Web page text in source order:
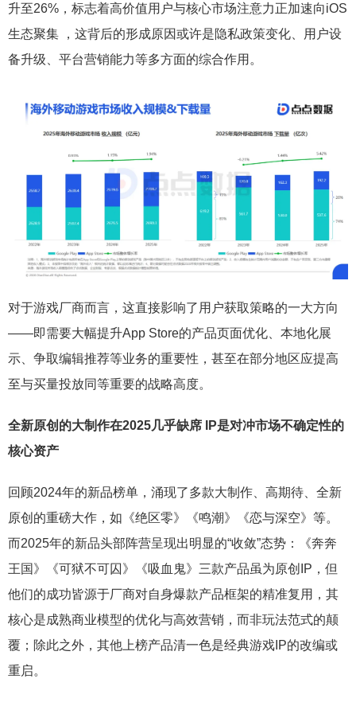
升至26%，标志着高价值用户与核心市场注意力正加速向iOS
生态聚集 ，这背后的形成原因或许是隐私政策变化、用户设
备升级、平台营销能力等多方面的综合作用。
对于游戏厂商而言，这直接影响了用户获取策略的一大方向
——即需要大幅提升App Store的产品页面优化、本地化展
示、争取编辑推荐等业务的重要性，甚至在部分地区应提高
至与买量投放同等重要的战略高度。
全新原创的大制作在2025几乎缺席 IP是对冲市场不确定性的
核心资产
回顾2024年的新品榜单，涌现了多款大制作、高期待、全新
原创的重磅大作，如《绝区零》《鸣潮》《恋与深空》等。
而2025年的新品头部阵营呈现出明显的“收敛”态势：《奔奔
王国》《可狱不可囚》《吸血鬼》三款产品虽为原创IP，但
他们的成功皆源于厂商对自身爆款产品框架的精准复用，其
核心是成熟商业模型的优化与高效营销，而非玩法范式的颠
覆；除此之外，其他上榜产品清一色是经典游戏IP的改编或
重启。